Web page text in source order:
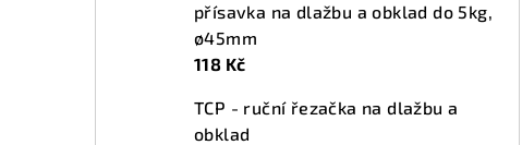
přísavka na dlažbu a obklad do 5kg,
ø45mm
118 Kč
TCP - ruční řezačka na dlažbu a
obklad